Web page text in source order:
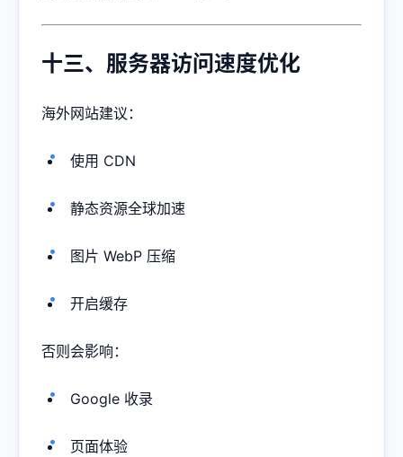
十三、服务器访问速度优化
海外网站建议：
使用 CDN
静态资源全球加速
图片 WebP 压缩
开启缓存
否则会影响：
Google 收录
页面体验